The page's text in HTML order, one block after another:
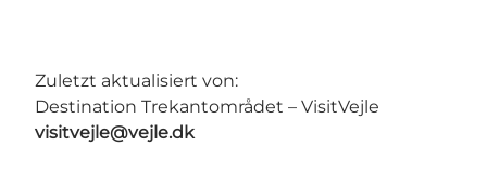
Zuletzt aktualisiert von:
Destination Trekantområdet – VisitVejle
visitvejle@vejle.dk